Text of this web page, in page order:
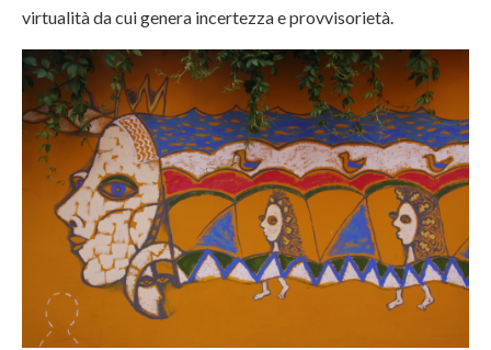
virtualità da cui genera incertezza e provvisorietà.